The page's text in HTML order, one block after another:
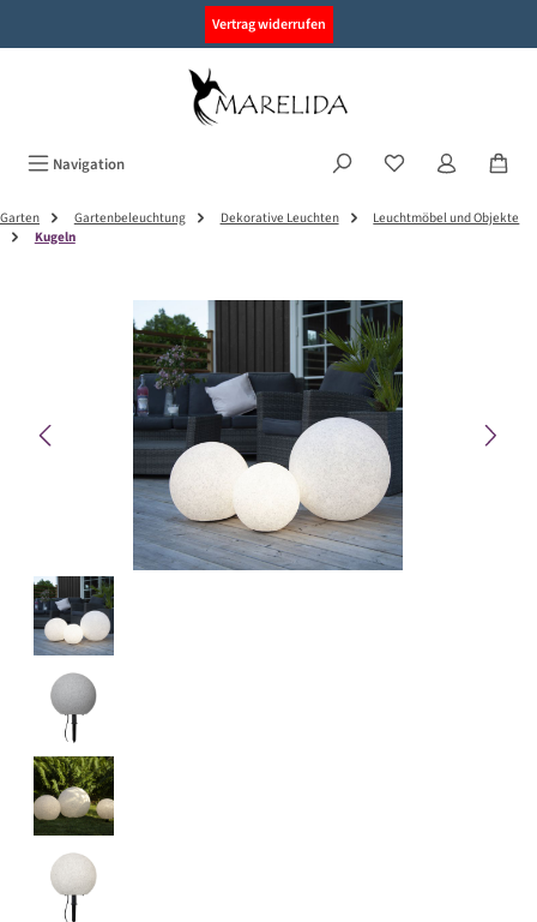
Vertrag widerrufen
Navigation
Garten Gartenbeleuchtung Dekorative Leuchten
Leuchtmöbel und Objekte
Kugeln
Bildergalerie überspringen